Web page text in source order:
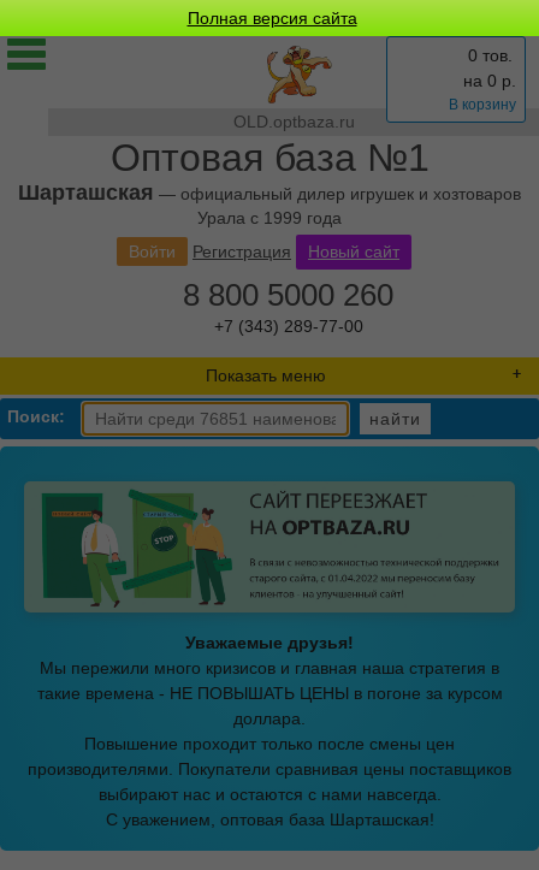
Полная версия сайта
OLD.optbaza.ru
Оптовая база №1
Шарташская — официальный дилер игрушек и хозтоваров
Урала с 1999 года
0 тов.
на 0 р.
В корзину
Войти Регистрация Новый сайт
8 800 5000 260
+7 (343) 289-77-00
Показать меню
Поиск: найти
Уважаемые друзья!
Мы пережили много кризисов и главная наша стратегия в
такие времена - НЕ ПОВЫШАТЬ ЦЕНЫ в погоне за курсом
доллара.
Повышение проходит только после смены цен
производителями. Покупатели сравнивая цены поставщиков
выбирают нас и остаются с нами навсегда.
С уважением, оптовая база Шарташская!